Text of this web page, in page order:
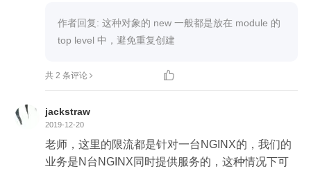
local keys = {host, client, client}
作者回复: 这种对象的 new 一般都是放在 module 的
top level 中，避免重复创建
共 2 条评论 
jackstraw
2019-12-20
老师，这里的限流都是针对一台NGINX的，我们的
业务是N台NGINX同时提供服务的，这种情况下可